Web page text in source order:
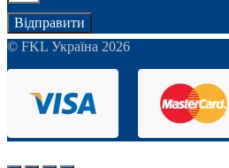
Відправити
© FKL Україна 2026